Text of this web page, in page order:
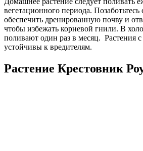
вегетационного периода.
обеспечить дренированную почву и
чтобы избежать корневой гнили. В
поливают один раз в месяц. Растения
устойчивы к вредителям.
Растение Крестовник